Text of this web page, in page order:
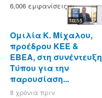
6,006 εμφανίσεις
10:55
Ομιλία Κ. Μίχαλου,
προέδρου ΚΕΕ &
ΕΒΕΑ, στη συνέντευξη
Τύπου για την
παρουσίαση...
8 χρόνια πριν